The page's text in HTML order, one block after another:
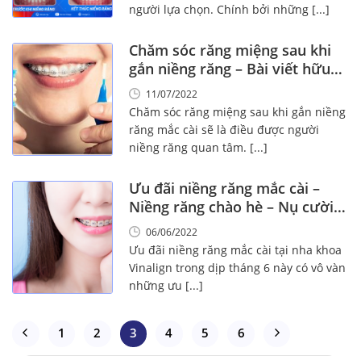
người lựa chọn. Chính bởi những [...]
Chăm sóc răng miệng sau khi
gắn niềng răng – Bài viết hữu
ích!11/07/2022
Chăm sóc răng miệng sau khi gắn niềng
răng mắc cài sẽ là điều được người
niềng răng quan tâm. [...]
Ưu đãi niềng răng mắc cài –
Niềng răng chào hè – Nụ cười
tươi trẻ
06/06/2022
Ưu đãi niềng răng mắc cài tại nha khoa
Vinalign trong dịp tháng 6 này có vô vàn
những ưu [...]
1 2 3 4 5 6